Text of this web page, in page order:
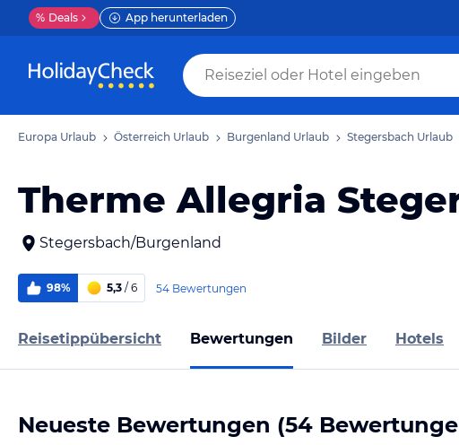
% Deals App herunterladen
Europa Urlaub Österreich Urlaub Burgenland Urlaub Stegersbach Urlaub
Therme Allegria
Stegersbach/Burgenland
98% 5,3 / 6 54 Bewertungen
Reisetippübersicht Bewertungen Bilder Hotels
Neueste Bewertungen (54